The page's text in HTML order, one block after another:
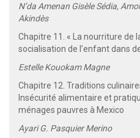
N’da Amenan Gisèle Sédia,
Akindès
Chapitre 11. « La nourriture de
socialisation de l’enfant dans
Estelle Kouokam Magne
Chapitre 12. Traditions
Insécurité alimentaire et
ménages pauvres à Mexico
Ayari G. Pasquier Merino